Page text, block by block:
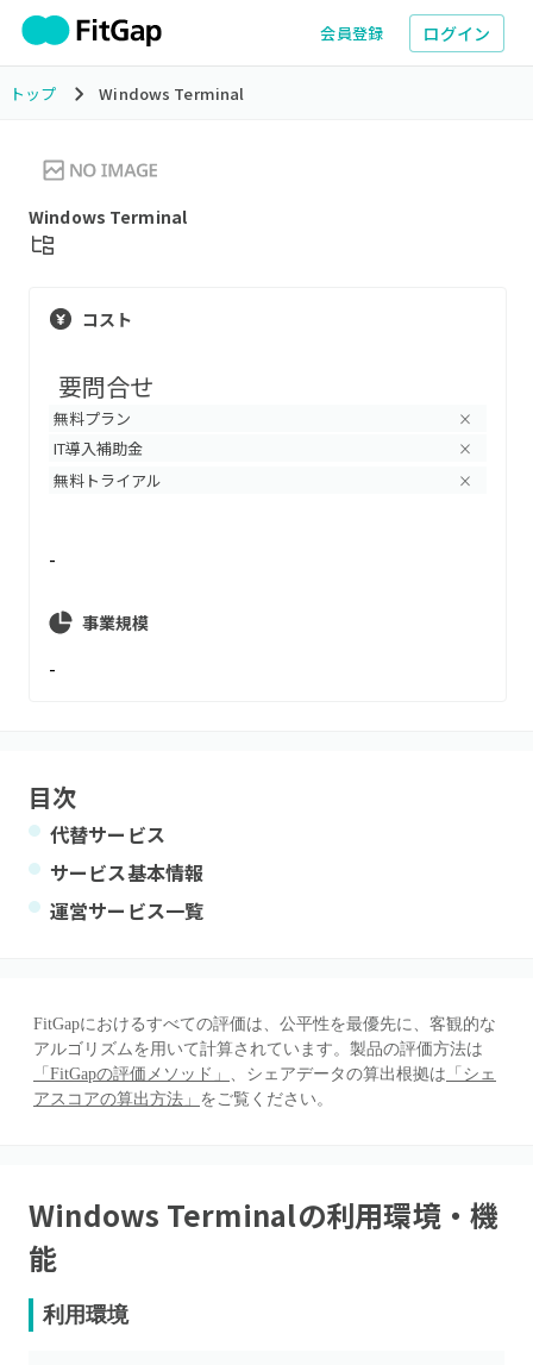
会員登録 ログイン
トップ Windows Terminal
Windows Terminal
コスト
要問合せ
無料プラン ×
IT導入補助金 ×
無料トライアル ×
-
事業規模
-
目次
代替サービス
サービス基本情報
運営サービス一覧
FitGapにおけるすべての評価は、公平性を最優先に、客観的な
アルゴリズムを用いて計算されています。製品の評価方法は
「FitGapの評価メソッド」 、シェアデータの算出根拠は 「シェ
アスコアの算出方法」 をご覧ください。
Windows Terminalの利用環境・機
能
利用環境